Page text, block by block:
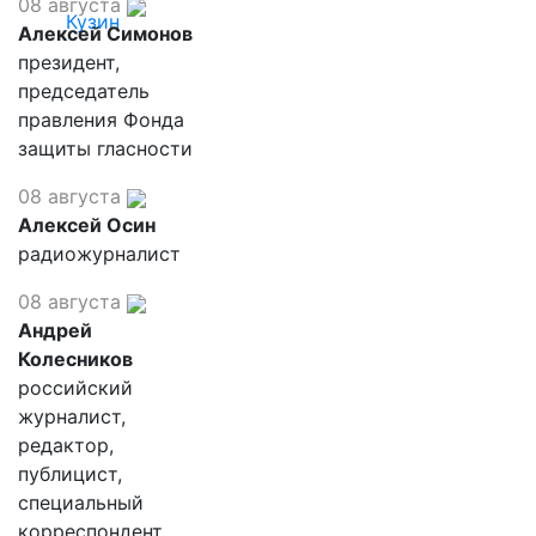
Кузин
08 августа
Алексей Симонов
президент,
председатель
правления Фонда
защиты гласности
08 августа
Алексей Осин
радиожурналист
08 августа
Андрей
Колесников
российский
журналист,
редактор,
публицист,
специальный
корреспондент